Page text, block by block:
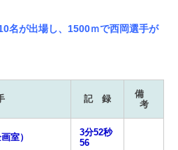
名が出場し、1500ｍで西岡選手が
記 録
備
考
室）
3分52秒
56